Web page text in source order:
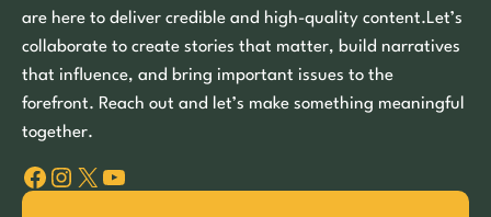
are here to deliver credible and high-quality content.Let’s
collaborate to create stories that matter, build narratives
that influence, and bring important issues to the
forefront. Reach out and let’s make something meaningful
together.
Facebook Instagram X YouTube